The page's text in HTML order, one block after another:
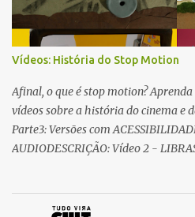
não precisam de inscrição. Horário
sexta, das 15 às 18h sábado, das 9 às
Vídeos: História do Stop Motion
Afinal, o que é stop motion? Aprenda
vídeos sobre a história do cinema e
Parte3: Versões com
AUDIODESCRIÇÃO: Vídeo 2 -